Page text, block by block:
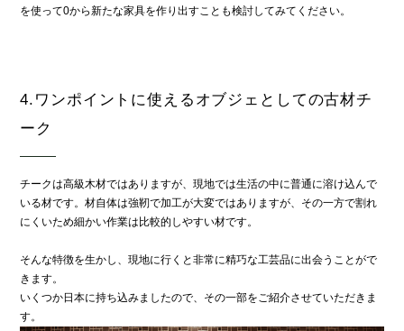
を使って0から新たな家具を作り出すことも検討してみてください。
4.ワンポイントに使えるオブジェとしての古材チ
ーク
チークは高級木材ではありますが、現地では生活の中に普通に溶け込んで
いる材です。材自体は強靭で加工が大変ではありますが、その一方で割れ
にくいため細かい作業は比較的しやすい材です。
そんな特徴を生かし、現地に行くと非常に精巧な工芸品に出会うことがで
きます。
いくつか日本に持ち込みましたので、その一部をご紹介させていただきま
す。